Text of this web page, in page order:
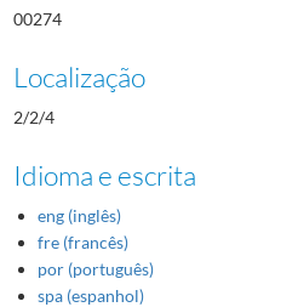
00274
Localização
2/2/4
Idioma e escrita
eng (inglês)
fre (francês)
por (português)
spa (espanhol)